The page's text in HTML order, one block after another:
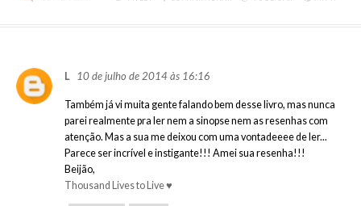
L 10 de julho de 2014 às 16:16
Também já vi muita gente falando bem desse livro, mas nunca
parei realmente pra ler nem a sinopse nem as resenhas com
atenção. Mas a sua me deixou com uma vontadeeee de ler...
Parece ser incrível e instigante!!! Amei sua resenha!!!
Beijão,
Thousand Lives to Live ♥